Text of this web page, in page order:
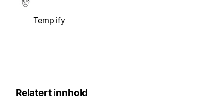
Templify
Relatert innhold